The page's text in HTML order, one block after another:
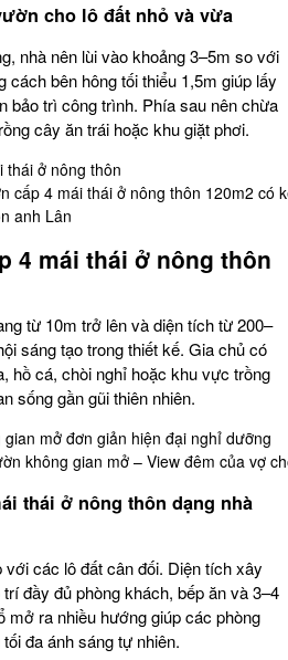
cho lô đất nhỏ và vừa
nhà nên lùi vào khoảng 3–5m so với
cách bên hông tối thiểu 1,5m giúp lấy
bảo trì công trình. Phía sau nên chừa
cây ăn trái hoặc khu giặt phơi.
cấp 4 mái thái ở nông thôn 120m2 có
anh Lân
4 mái thái ở nông thôn
từ 10m trở lên và diện tích từ 200–
sáng tạo trong thiết kế. Gia chủ có
hồ cá, chòi nghỉ hoặc khu vực trồng
sống gần gũi thiên nhiên.
không gian mở – View đêm của vợ
thái ở nông thôn dạng nhà
các lô đất cân đối. Diện tích xây
đầy đủ phòng khách, bếp ăn và 3–4
mở ra nhiều hướng giúp các phòng
đa ánh sáng tự nhiên.